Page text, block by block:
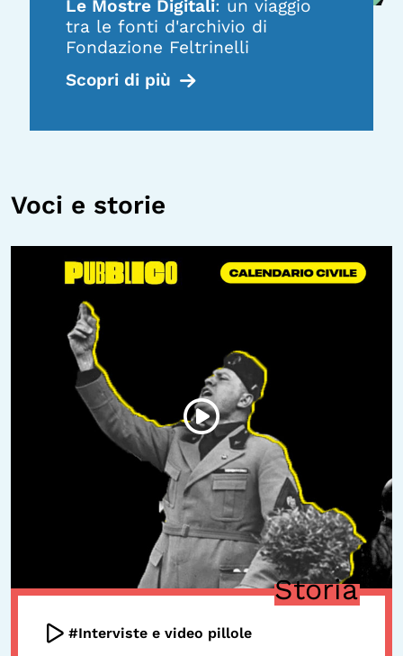
Le Mostre Digitali: un viaggio
tra le fonti d'archivio di
Fondazione Feltrinelli
Scopri di più
Voci e storie
Storia
#Interviste e video pillole